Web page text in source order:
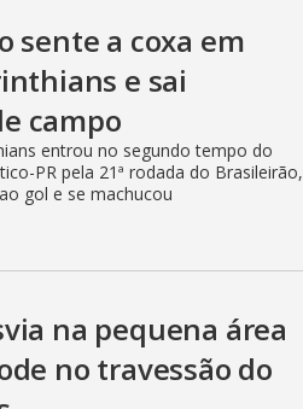
sente a coxa em
e sai
campo
entrou no segundo tempo do
PR pela 21ª rodada do Brasileirão,
gol e se machucou
na pequena área
no travessão do